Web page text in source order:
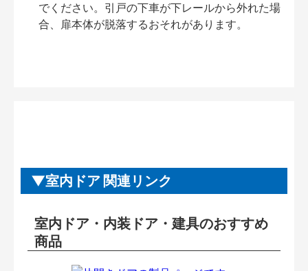
でください。引戸の下車が下レールから外れた場
合、扉本体が脱落するおそれがあります。
室内ドア 関連リンク
室内ドア・内装ドア・建具のおすすめ
商品